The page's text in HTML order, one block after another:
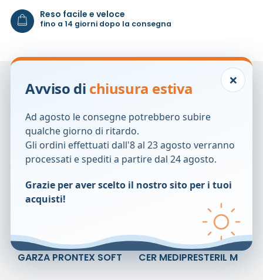
Reso facile e veloce
fino a 14 giorni dopo la consegna
Prodotti correlati
GARZA PRONTEX SOFT
CER MEDIPRESTERIL M
×
Avviso di chiusura estiva
Ad agosto le consegne potrebbero subire
qualche giorno di ritardo.
Gli ordini effettuati dall'8 al 23 agosto verranno
processati e spediti a partire dal 24 agosto.
Grazie per aver scelto il nostro sito per i tuoi
acquisti!